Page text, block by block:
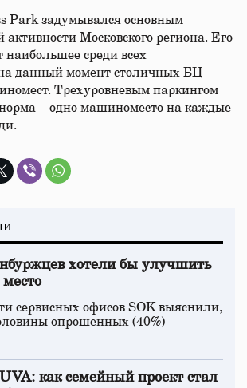
Park задумывался основным
активности Московского региона. Его
наибольшее среди всех
данный момент столичных БЦ
Трехуровневым паркингом
норма – одно машиноместо на каждые
хотели бы улучшить
место
сервисных офисов SOK выяснили,
опрошенных (40%)
как семейный проект стал